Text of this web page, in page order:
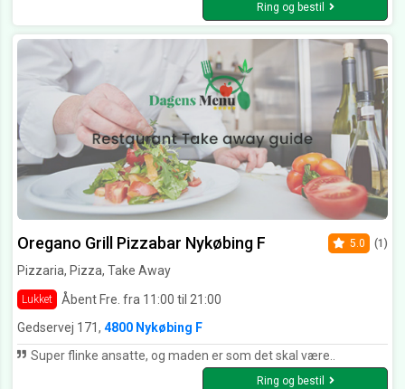
Ring og bestil
Oregano Grill Pizzabar Nykøbing F
Pizzaria, Pizza, Take Away
Lukket Åbent Fre. fra 11:00 til 21:00
5.0 (1)
Gedservej 171, 4800 Nykøbing F
Super flinke ansatte, og maden er som det skal være..
Ring og bestil